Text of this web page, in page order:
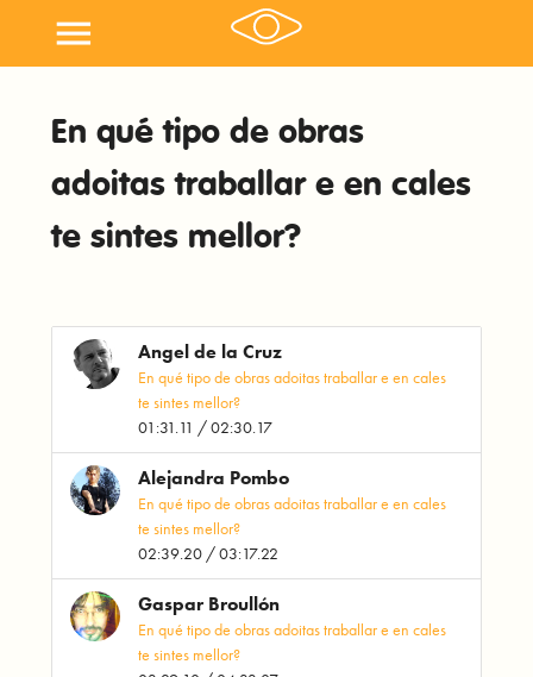
menu
En qué tipo de obras
adoitas traballar e en cales
te sintes mellor?
Angel de la Cruz
En qué tipo de obras adoitas traballar e en cales
te sintes mellor?
01:31.11 / 02:30.17
Alejandra Pombo
En qué tipo de obras adoitas traballar e en cales
te sintes mellor?
02:39.20 / 03:17.22
Gaspar Broullón
En qué tipo de obras adoitas traballar e en cales
te sintes mellor?